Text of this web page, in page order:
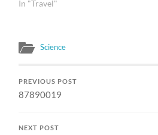
In "Travel"
Science
PREVIOUS POST
87890019
NEXT POST